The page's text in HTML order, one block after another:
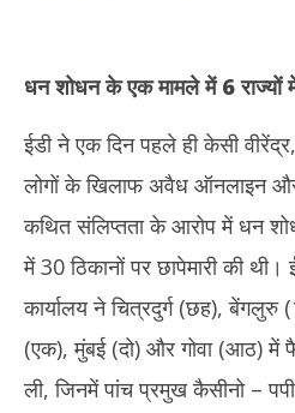
धन शोधन के एक मामले में 6 राज्यों में
ईडी ने एक दिन पहले ही केसी
लोगों के खिलाफ अवैध ऑनलाइन
कथित संलिप्तता के आरोप में धन
में 30 ठिकानों पर छापेमारी की
कार्यालय ने चित्रदुर्ग (छह), बेंगलुरु
(एक), मुंबई (दो) और गोवा (आठ) में
ली, जिनमें पांच प्रमुख कैसीनो –